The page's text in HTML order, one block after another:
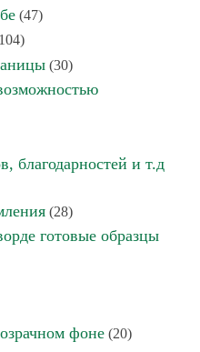
(47)
(30)
благодарностей и т.д
(28)
готовые образцы
фоне (20)